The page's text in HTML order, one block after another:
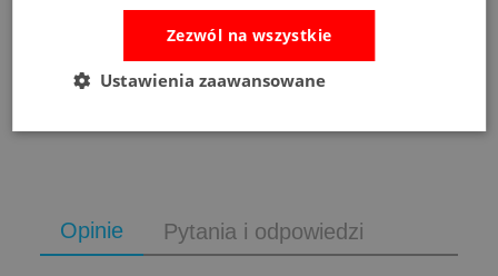
489,00 zł
Cena regularna:526,00 zł
Najniższa cena:469,00 zł
Opinie Pytania i odpowiedzi
Zezwól na wszystkie
Ustawienia zaawansowane